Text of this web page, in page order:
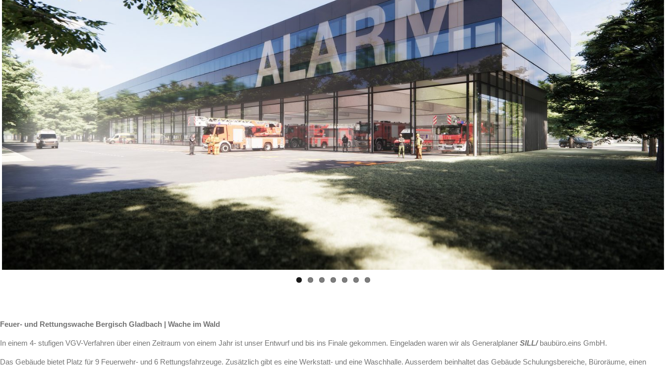
Feuer- und Rettungswache Bergisch Gladbach | Wache im Wald
In einem 4- stufigen VGV-Verfahren über einen Zeitraum von einem Jahr ist unser Entwurf und bis ins Finale gekommen. Eingeladen waren wir als Generalplaner SILL/ baubüro.eins GmbH.